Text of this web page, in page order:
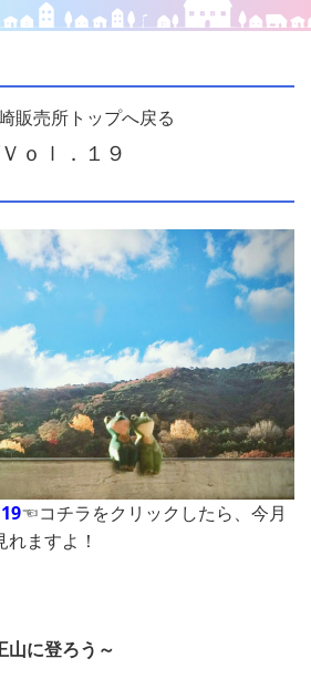
販売所トップへ戻る
ｏｌ．１９
☜コチラをクリックしたら、今月
ますよ！
山に登ろう～